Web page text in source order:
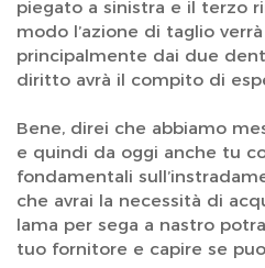
piegato a sinistra e il terzo
modo l’azione di taglio
principalmente dai due
diritto avrà il compito di
Bene, direi che abbiamo
e quindi da oggi anche tu
fondamentali
che avrai la necessità di
lama per sega a nastro
tuo fornitore e capire se